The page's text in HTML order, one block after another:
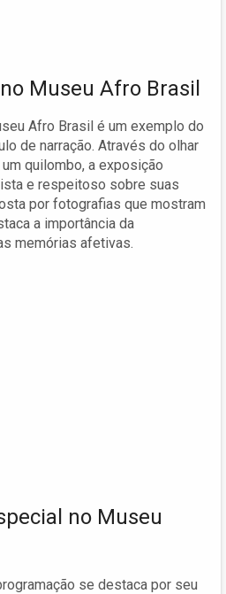
no Museu Afro Brasil
Afro Brasil é um exemplo do
de narração. Através do olhar
quilombo, a exposição
e respeitoso sobre suas
por fotografias que mostram
a importância da
memórias afetivas.
no Museu
se destaca por seu